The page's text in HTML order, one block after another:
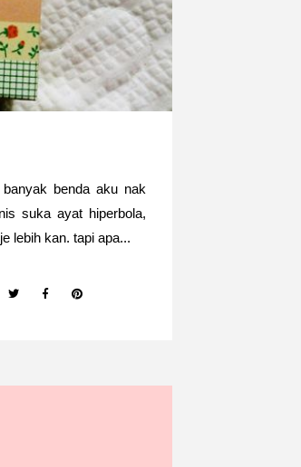
benda aku nak
suka ayat hiperbola,
lebih kan. tapi apa...